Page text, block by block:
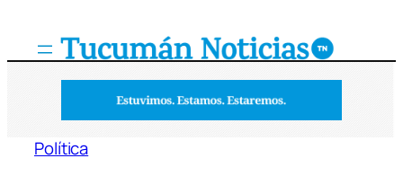
Política